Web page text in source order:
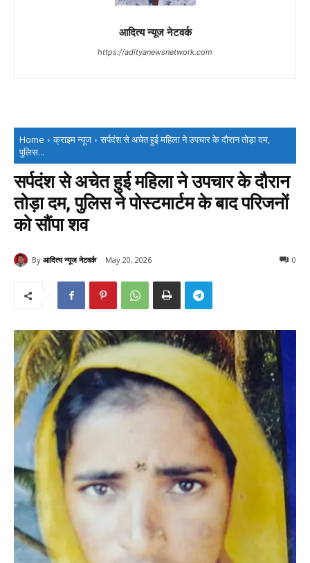
आदित्य न्यूज नेटवर्क
https://adityanewsnetwork.com